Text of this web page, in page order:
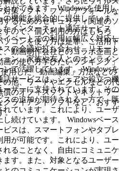
ができます。Windowsを使用し
機能を総合的に提供していま
たインターネット通話サービス
イベートでの利用に幅広く対応し
の会議や打ち合わせ、リモート
ョン、家族や友人とのオンライン
で活躍しています。 Windowsを
サービスは、シェアや役立つ機
ザーに支持されています。その
スの追加が期待される一方で、既
ています。これにより、ユーザ
続けています。 Windowsベース
スは、スマートフォンやタブレ
が可能です。これにより、ユー
ることなく、自由にコミュニケ
す。また、対象となるユーザー
策ソフト、ファイアフォールな
るためのセキュリティ関連のソ
ので、個人利用の方はもちろ
ソコンを使う方は是非、ご活用下
動画制作会社とのコラボ企画と
画の使い方学びたいランキング」
用した「動画編集」方法などの
他、ワードやエクセルなどの代
償のオフィスソフトやネットワー
クライアントソフトなど、おすす
。